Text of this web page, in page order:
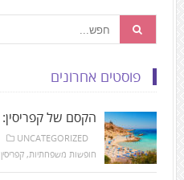
פוסטים אחרונים
הקסם של קפריסין: 5 יעדים פופולריים באי השכן
UNCATEGORIZED
חופשות משפחתיות, קפריסין